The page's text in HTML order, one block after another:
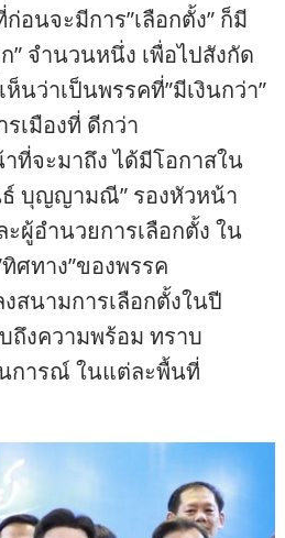
อนจะมีการ”เลือกตั้ง” ก็มี
” จำนวนหนึ่ง เพื่อไปสังกัด
นว่าเป็นพรรคที่”มีเงินกว่า”
เมืองที่ ดีกว่า
ที่จะมาถึง ได้มีโอกาสใน
ธ์ บุญญามณี” รองหัวหน้า
ผู้อำนวยการเลือกตั้ง ใน
ศทาง”ของพรรค
สนามการเลือกตั้งในปี
ถึงความพร้อม ทราบ
นการณ์ ในแต่ละพื้นที่